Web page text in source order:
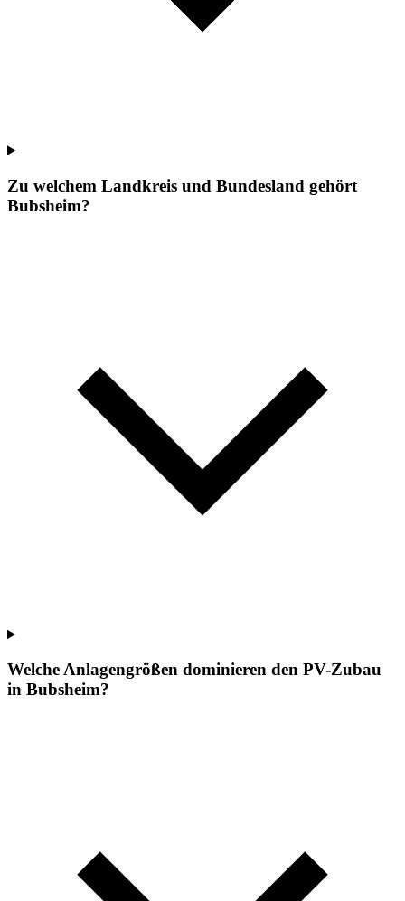
Zu welchem Landkreis und Bundesland gehört
Bubsheim?
Welche Anlagengrößen dominieren den PV-Zubau
in Bubsheim?